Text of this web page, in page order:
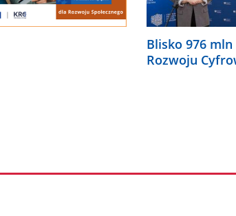
Blisko 976
Rozwoju